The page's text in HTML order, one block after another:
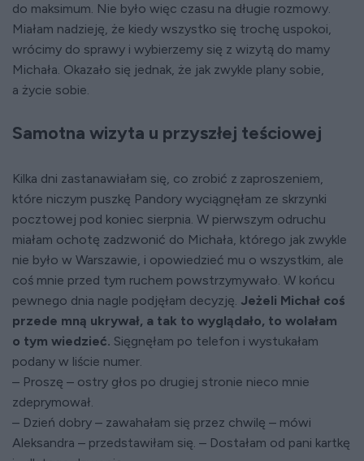
do maksimum. Nie było więc czasu na długie rozmowy.
Miałam nadzieję, że kiedy wszystko się trochę uspokoi,
wrócimy do sprawy i wybierzemy się z wizytą do mamy
Michała. Okazało się jednak, że jak zwykle plany sobie,
a życie sobie.
Samotna wizyta u przyszłej teściowej
Kilka dni zastanawiałam się, co zrobić z zaproszeniem,
które niczym puszkę Pandory wyciągnęłam ze skrzynki
pocztowej pod koniec sierpnia. W pierwszym odruchu
miałam ochotę zadzwonić do Michała, którego jak zwykle
nie było w Warszawie, i opowiedzieć mu o wszystkim, ale
coś mnie przed tym ruchem powstrzymywało. W końcu
pewnego dnia nagle podjęłam decyzję. Jeżeli Michał coś
przede mną ukrywał, a tak to wyglądało, to wolałam
o tym wiedzieć. Sięgnęłam po telefon i wystukałam
podany w liście numer.
– Proszę – ostry głos po drugiej stronie nieco mnie
zdeprymował.
– Dzień dobry – zawahałam się przez chwilę – mówi
Aleksandra – przedstawiłam się. – Dostałam od pani kartkę